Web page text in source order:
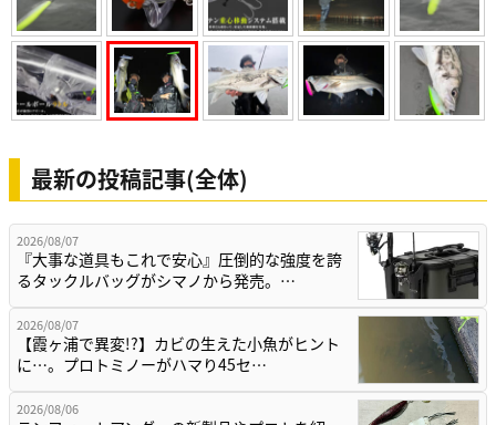
最新の投稿記事(全体)
2026/08/07
『大事な道具もこれで安心』圧倒的な強度を誇
るタックルバッグがシマノから発売。…
2026/08/07
【霞ヶ浦で異変!?】カビの生えた小魚がヒント
に…。プロトミノーがハマり45セ…
2026/08/06